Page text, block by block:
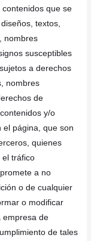
que se
textos,
nombres
susceptibles
a derechos
nombres
de
y/o
el página, que son
quienes
el tráfico
a no
o de cualquier
o modificar
empresa de
de tales